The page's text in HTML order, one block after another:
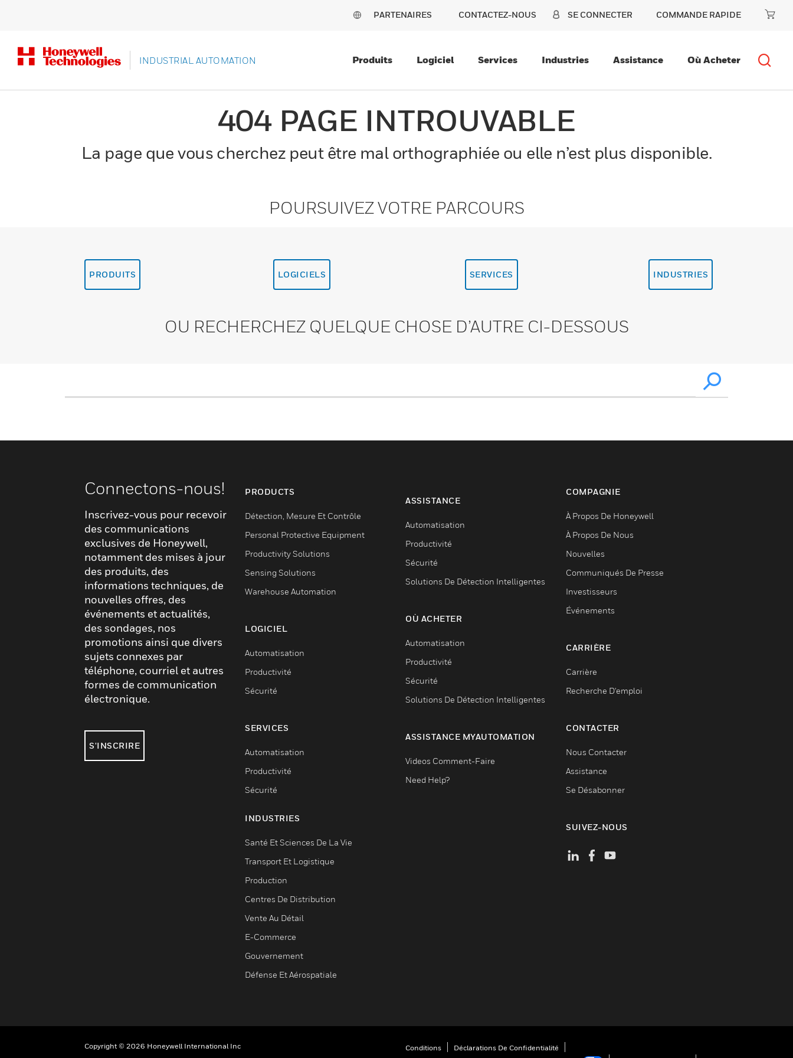
PARTENAIRES CONTACTEZ-NOUS SE CONNECTER COMMANDE RAPIDE
INDUSTRIAL AUTOMATION Produits Logiciel Services Industries Assistance Où Acheter
404 PAGE INTROUVABLE
La page que vous cherchez peut être mal orthographiée ou elle n’est plus disponible.
POURSUIVEZ VOTRE PARCOURS
PRODUITS LOGICIELS SERVICES INDUSTRIES
OU RECHERCHEZ QUELQUE CHOSE D’AUTRE CI-DESSOUS
Connectons-nous!
Inscrivez-vous pour recevoir
des communications
exclusives de Honeywell,
notamment des mises à jour
des produits, des
informations techniques, de
nouvelles offres, des
événements et actualités,
des sondages, nos
promotions ainsi que divers
sujets connexes par
téléphone, courriel et autres
formes de communication
électronique.
S'INSCRIRE
PRODUCTS
Détection, Mesure Et Contrôle
Personal Protective Equipment
Productivity Solutions
Sensing Solutions
Warehouse Automation
LOGICIEL
Automatisation
Productivité
Sécurité
SERVICES
Automatisation
Productivité
Sécurité
INDUSTRIES
Santé Et Sciences De La Vie
Transport Et Logistique
Production
Centres De Distribution
Vente Au Détail
E-Commerce
Gouvernement
Défense Et Aérospatiale
ASSISTANCE
Automatisation
Productivité
Sécurité
Solutions De Détection Intelligentes
OÙ ACHETER
Automatisation
Productivité
Sécurité
Solutions De Détection Intelligentes
ASSISTANCE MYAUTOMATION
Videos Comment-Faire
Need Help?
COMPAGNIE
À Propos De Honeywell
À Propos De Nous
Nouvelles
Communiqués De Presse
Investisseurs
Événements
CARRIÈRE
Carrière
Recherche D'emploi
CONTACTER
Nous Contacter
Assistance
Se Désabonner
SUIVEZ-NOUS
Copyright © 2026 Honeywell International Inc Conditions
Déclarations De Confidentialité